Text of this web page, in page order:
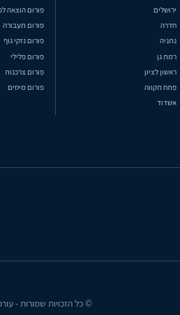
ירושלים
חדרה
נתניה
רמת גן
ראשון לציון
פתח תקווה
אשדוד
פורום הוצאה
פורום תעבורה
פורום נזקי גוף
פורום פלילי
פורום צרכנות
פורום מיסים
© כל הזכויות שמורות -